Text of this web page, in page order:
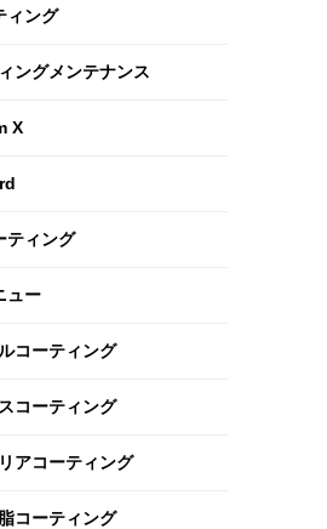
ィング
ングメンテナンス
X
ティング
ュー
コーティング
コーティング
アコーティング
コーティング